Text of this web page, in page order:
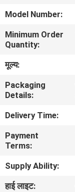
हमारे
में
नियंत्रण
Model Number:
Minimum Order
Quantity:
मूल्य:
Packaging
Details:
Delivery Time:
Payment
Terms:
Supply Ability:
हाई लाइट: